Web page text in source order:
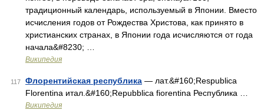
традиционный календарь, используемый в Японии. Вместо
исчисления годов от Рождества Христова, как принято в
христианских странах, в Японии года исчисляются от года
начала&#8230; …
Википедия
117 Флорентийская республика — лат.&#160;Respublica
Florentina итал.&#160;Repubblica fiorentina Республика …
Википедия